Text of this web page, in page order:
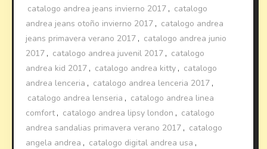
catalogo andrea jeans invierno 2017 , catalogo
andrea jeans otoño invierno 2017 , catalogo andrea
jeans primavera verano 2017 , catalogo andrea junio
2017 , catalogo andrea juvenil 2017 , catalogo
andrea kid 2017 , catalogo andrea kitty , catalogo
andrea lenceria , catalogo andrea lenceria 2017 ,
catalogo andrea lenseria , catalogo andrea linea
comfort, catalogo andrea lipsy london , catalogo
andrea sandalias primavera verano 2017 , catalogo
angela andrea , catalogo digital andrea usa ,